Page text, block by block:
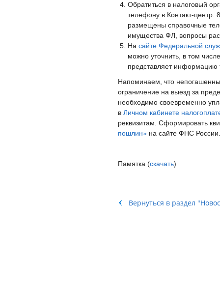
Обратиться в налоговый
телефону в Контакт-
размещены справочные
имущества ФЛ, вопросы
На сайте Федеральной
можно уточнить, в том
представляет информацию
Напоминаем, что
ограничение на выезд за
необходимо своевременно
в Личном кабинете
реквизитам. Сформировать
пошлин» на сайте ФНС России.
Памятка (скачать)
Вернуться в раздел